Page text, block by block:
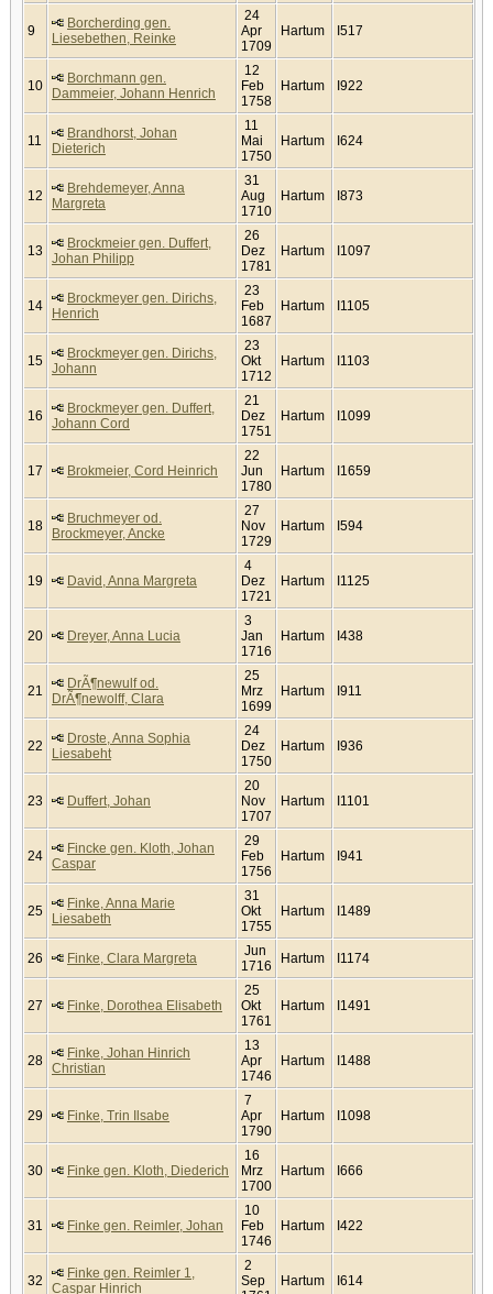
9
Borcherding gen.
Liesebethen, Reinke
24
Apr
1709
Hartum I517
10
Borchmann gen.
Dammeier, Johann Henrich
12
Feb
1758
Hartum I922
11
Brandhorst, Johan
Dieterich
11
Mai
1750
Hartum I624
12
Brehdemeyer, Anna
Margreta
31
Aug
1710
Hartum I873
13
Brockmeier gen. Duffert,
Johan Philipp
26
Dez
1781
Hartum I1097
14
Brockmeyer gen. Dirichs,
Henrich
23
Feb
1687
Hartum I1105
15
Brockmeyer gen. Dirichs,
Johann
23
Okt
1712
Hartum I1103
16
Brockmeyer gen. Duffert,
Johann Cord
21
Dez
1751
Hartum I1099
17 Brokmeier, Cord Heinrich
22
Jun
1780
Hartum I1659
18
Bruchmeyer od.
Brockmeyer, Ancke
27
Nov
1729
Hartum I594
19 David, Anna Margreta
4
Dez
1721
Hartum I1125
20 Dreyer, Anna Lucia
3
Jan
1716
Hartum I438
21
DrÃ¶newulf od.
DrÃ¶newolff, Clara
25
Mrz
1699
Hartum I911
22
Droste, Anna Sophia
Liesabeht
24
Dez
1750
Hartum I936
23 Duffert, Johan
20
Nov
1707
Hartum I1101
24
Fincke gen. Kloth, Johan
Caspar
29
Feb
1756
Hartum I941
25
Finke, Anna Marie
Liesabeth
31
Okt
1755
Hartum I1489
26 Finke, Clara Margreta
Jun
1716
Hartum I1174
27 Finke, Dorothea Elisabeth
25
Okt
1761
Hartum I1491
28
Finke, Johan Hinrich
Christian
13
Apr
1746
Hartum I1488
29 Finke, Trin Ilsabe
7
Apr
1790
Hartum I1098
30 Finke gen. Kloth, Diederich
16
Mrz
1700
Hartum I666
31 Finke gen. Reimler, Johan
10
Feb
1746
Hartum I422
32
Finke gen. Reimler 1,
Caspar Hinrich
2
Sep
Hartum I614